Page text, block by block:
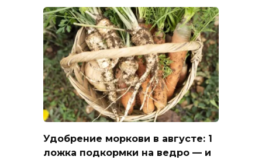
Удобрение моркови в августе: 1
ложка подкормки на ведро — и